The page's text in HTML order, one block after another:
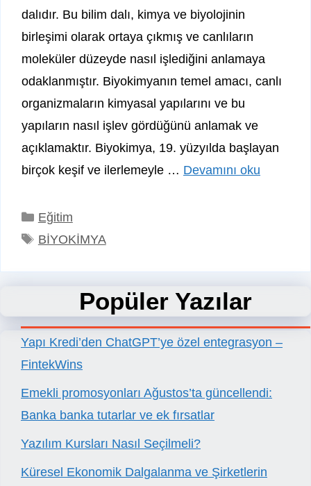
dalıdır. Bu bilim dalı, kimya ve biyolojinin
birleşimi olarak ortaya çıkmış ve canlıların
moleküler düzeyde nasıl işlediğini anlamaya
odaklanmıştır. Biyokimyanın temel amacı, canlı
organizmaların kimyasal yapılarını ve bu
yapıların nasıl işlev gördüğünü anlamak ve
açıklamaktır. Biyokimya, 19. yüzyılda başlayan
birçok keşif ve ilerlemeyle … Devamını oku
Kategoriler
Eğitim
Etiketler
BİYOKİMYA
Popüler Yazılar
Yapı Kredi’den ChatGPT’ye özel entegrasyon –
FintekWins
Emekli promosyonları Ağustos’ta güncellendi:
Banka banka tutarlar ve ek fırsatlar
Yazılım Kursları Nasıl Seçilmeli?
Küresel Ekonomik Dalgalanma ve Şirketlerin